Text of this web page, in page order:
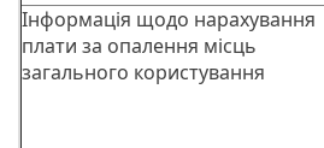
Інформація щодо нарахування
плати за опалення місць
загального користування